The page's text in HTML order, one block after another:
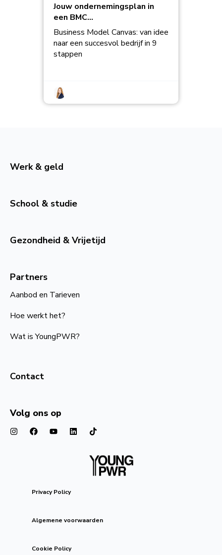
Jouw ondernemingsplan in
een BMC...
Business Model Canvas: van idee
naar een succesvol bedrijf in 9
stappen
Werk & geld
School & studie
Gezondheid & Vrijetijd
Partners
Aanbod en Tarieven
Hoe werkt het?
Wat is YoungPWR?
Contact
Volg ons op
Privacy Policy
Algemene voorwaarden
Cookie Policy